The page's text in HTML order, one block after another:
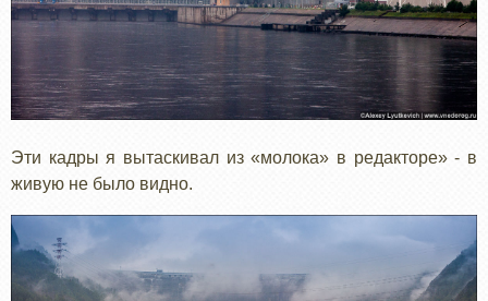
Эти кадры я вытаскивал из «молока» в редакторе» - в
живую не было видно.